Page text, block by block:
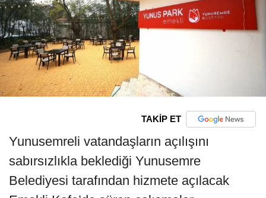
TAKİP ET
Yunusemreli vatandaşların açılışını
sabırsızlıkla beklediği Yunusemre
Belediyesi tarafından hizmete açılacak